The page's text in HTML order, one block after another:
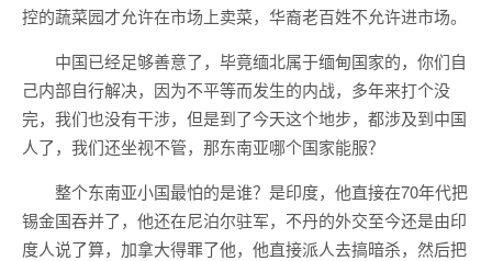
控的蔬菜园才允许在市场上卖菜，华裔老百姓不允许进市场。
中国已经足够善意了，毕竟缅北属于缅甸国家的，你们自
己内部自行解决，因为不平等而发生的内战，多年来打个没
完，我们也没有干涉，但是到了今天这个地步，都涉及到中国
人了，我们还坐视不管，那东南亚哪个国家能服？
整个东南亚小国最怕的是谁？是印度，他直接在70年代把
锡金国吞并了，他还在尼泊尔驻军，不丹的外交至今还是由印
度人说了算，加拿大得罪了他，他直接派人去搞暗杀，然后把